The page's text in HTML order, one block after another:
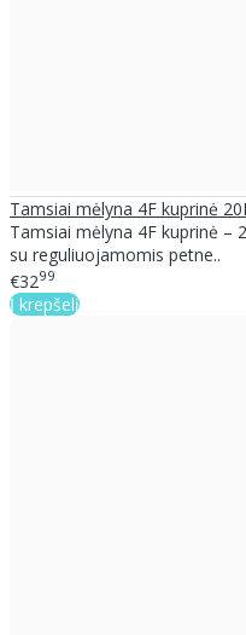
Tamsiai mėlyna 4F kuprinė
Tamsiai mėlyna 4F kuprinė –
su reguliuojamomis petne..
€3299
Į krepšelį